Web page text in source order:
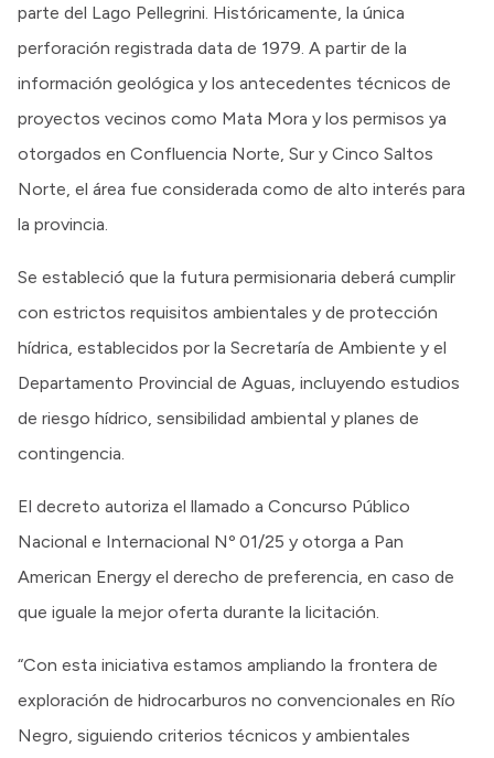
parte del Lago Pellegrini. Históricamente, la única
perforación registrada data de 1979. A partir de la
información geológica y los antecedentes técnicos de
proyectos vecinos como Mata Mora y los permisos ya
otorgados en Confluencia Norte, Sur y Cinco Saltos
Norte, el área fue considerada como de alto interés para
la provincia.
Se estableció que la futura permisionaria deberá cumplir
con estrictos requisitos ambientales y de protección
hídrica, establecidos por la Secretaría de Ambiente y el
Departamento Provincial de Aguas, incluyendo estudios
de riesgo hídrico, sensibilidad ambiental y planes de
contingencia.
El decreto autoriza el llamado a Concurso Público
Nacional e Internacional Nº 01/25 y otorga a Pan
American Energy el derecho de preferencia, en caso de
que iguale la mejor oferta durante la licitación.
“Con esta iniciativa estamos ampliando la frontera de
exploración de hidrocarburos no convencionales en Río
Negro, siguiendo criterios técnicos y ambientales